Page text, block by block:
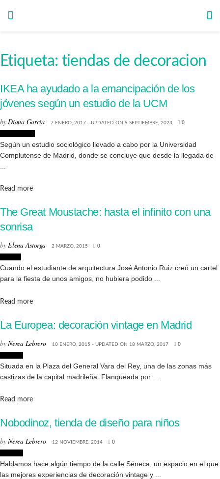
Etiqueta: tiendas de decoracion
IKEA ha ayudado a la emancipación de los
jóvenes según un estudio de la UCM
byDiana García 7 ENERO, 2017 - UPDATED ON 9 SEPTIEMBRE, 2023 0
Según un estudio sociológico llevado a cabo por la Universidad
Complutense de Madrid, donde se concluye que desde la llegada de
Read moreDetails
The Great Moustache: hasta el infinito con una
sonrisa
byElena Astorga 2 MARZO, 2015 0
Cuando el estudiante de arquitectura José Antonio Ruiz creó un cartel
para la fiesta de unos amigos, no hubiera podido ...
Read moreDetails
La Europea: decoración vintage en Madrid
byNerea Lebrero 10 ENERO, 2015 - UPDATED ON 18 MARZO, 2017 0
Situada en la Plaza del General Vara del Rey, una de las zonas más
castizas de la capital madrileña. Flanqueada por ...
Read moreDetails
Nobodinoz, tienda de diseño para niños
byNerea Lebrero 12 NOVIEMBRE, 2014 0
Hablamos hace algún tiempo de la calle Séneca, un espacio en el que
las mejores experiencias de decoración vintage y ...